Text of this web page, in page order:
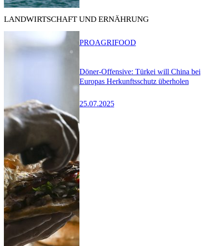
LANDWIRTSCHAFT UND ERNÄHRUNG
Döner-Offensive: Türkei will China bei
Europas Herkunftsschutz überholen
25.07.2025
PROAGRIFOOD